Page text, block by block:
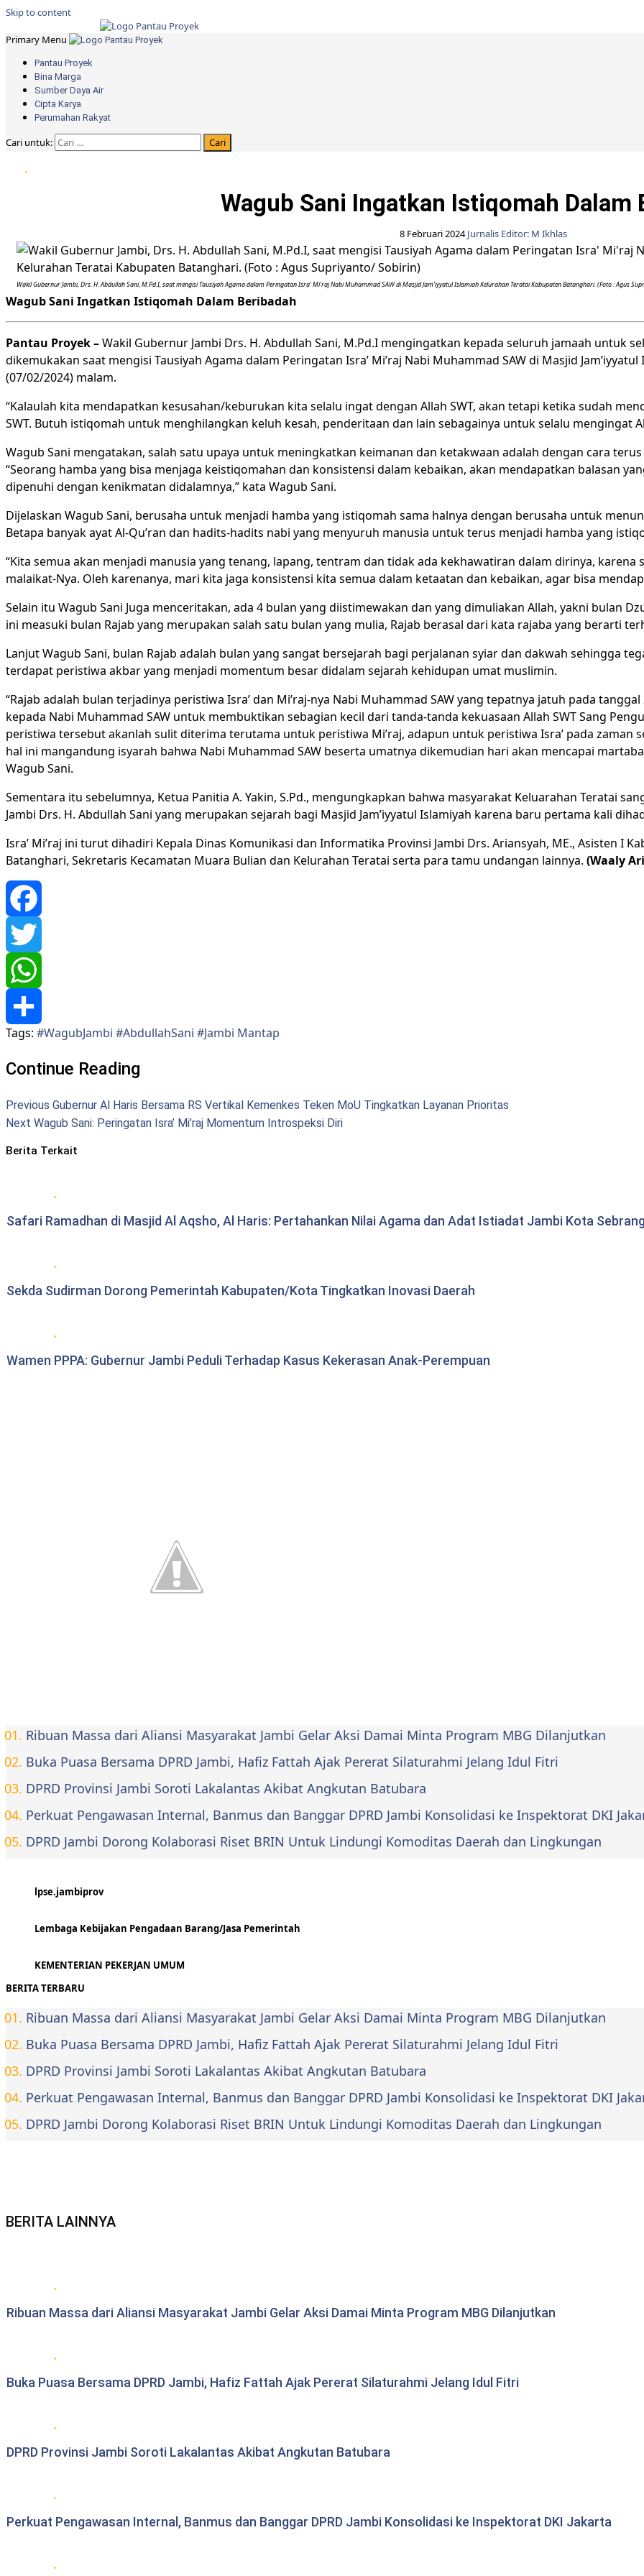
Skip to content
Primary Menu
Pantau Proyek
Bina Marga
Sumber Daya Air
Cipta Karya
Perumahan Rakyat
Cari untuk:
Wagub Sani Ingatkan Istiqomah Dalam
8 Februari 2024Jurnalis Editor: M Ikhlas
Wakil Gubernur Jambi, Drs. H. Abdullah Sani, M.Pd.I, saat mengisi Tausiyah Agama dalam Peringatan Isra' Mi'raj Nabi Muhammad SAW di Masjid Jam'iyyatul Islamiah Kelurahan Teratai Kabupaten Batanghari. (Foto : Agus
Wagub Sani Ingatkan Istiqomah Dalam Beribadah
Pantau Proyek –Wakil Gubernur Jambi Drs. H. Abdullah Sani, M.Pd.I mengingatkan kepada seluruh jamaah untuk
dikemukakan saat mengisi Tausiyah Agama dalam Peringatan Isra’ Mi’raj Nabi Muhammad SAW di Masjid
(07/02/2024) malam.
“Kalaulah kita mendapatkan kesusahan/keburukan kita selalu ingat dengan Allah SWT, akan tetapi ketika sudah
SWT. Butuh istiqomah untuk menghilangkan keluh kesah, penderitaan dan lain sebagainya untuk selalu mengingat
Wagub Sani mengatakan, salah satu upaya untuk meningkatkan keimanan dan ketakwaan adalah dengan cara
“Seorang hamba yang bisa menjaga keistiqomahan dan konsistensi dalam kebaikan, akan mendapatkan balasan
dipenuhi dengan kenikmatan didalamnya,” kata Wagub Sani.
Dijelaskan Wagub Sani, berusaha untuk menjadi hamba yang istiqomah sama halnya dengan berusaha untuk
Betapa banyak ayat Al-Qu’ran dan hadits-hadits nabi yang menyuruh manusia untuk terus menjadi hamba yang
“Kita semua akan menjadi manusia yang tenang, lapang, tentram dan tidak ada kekhawatiran dalam dirinya,
malaikat-Nya. Oleh karenanya, mari kita jaga konsistensi kita semua dalam ketaatan dan kebaikan, agar bisa
Selain itu Wagub Sani Juga menceritakan, ada 4 bulan yang diistimewakan dan yang dimuliakan Allah, yakni bulan
ini measuki bulan Rajab yang merupakan salah satu bulan yang mulia, Rajab berasal dari kata rajaba yang berarti
Lanjut Wagub Sani, bulan Rajab adalah bulan yang sangat bersejarah bagi perjalanan syiar dan dakwah sehingga
terdapat peristiwa akbar yang menjadi momentum besar didalam sejarah kehidupan umat muslimin.
“Rajab adalah bulan terjadinya peristiwa Isra’ dan Mi’raj-nya Nabi Muhammad SAW yang tepatnya jatuh pada
kepada Nabi Muhammad SAW untuk membuktikan sebagian kecil dari tanda-tanda kekuasaan Allah SWT Sang
peristiwa tersebut akanlah sulit diterima terutama untuk peristiwa Mi’raj, adapun untuk peristiwa Isra’ pada
hal ini mangandung isyarah bahwa Nabi Muhammad SAW beserta umatnya dikemudian hari akan mencapai
Wagub Sani.
Sementara itu sebelumnya, Ketua Panitia A. Yakin, S.Pd., mengungkapkan bahwa masyarakat Keluarahan Teratai
Jambi Drs. H. Abdullah Sani yang merupakan sejarah bagi Masjid Jam’iyyatul Islamiyah karena baru pertama kali
Isra’ Mi’raj ini turut dihadiri Kepala Dinas Komunikasi dan Informatika Provinsi Jambi Drs. Ariansyah, ME., Asisten I
Batanghari, Sekretaris Kecamatan Muara Bulian dan Kelurahan Teratai serta para tamu undangan lainnya. (Waaly
Facebook
Twitter
WhatsApp
Share
Tags: #WagubJambi #AbdullahSani #Jambi Mantap
Continue Reading
Previous Gubernur Al Haris Bersama RS Vertikal Kemenkes Teken MoU Tingkatkan Layanan Prioritas
Next Wagub Sani: Peringatan Isra’ Mi’raj Momentum Introspeksi Diri
Berita Terkait
Safari Ramadhan di Masjid Al Aqsho, Al Haris: Pertahankan Nilai Agama dan Adat Istiadat Jambi Kota
Sekda Sudirman Dorong Pemerintah Kabupaten/Kota Tingkatkan Inovasi Daerah
Wamen PPPA: Gubernur Jambi Peduli Terhadap Kasus Kekerasan Anak-Perempuan
Ribuan Massa dari Aliansi Masyarakat Jambi Gelar Aksi Damai Minta Program MBG Dilanjutkan
Buka Puasa Bersama DPRD Jambi, Hafiz Fattah Ajak Pererat Silaturahmi Jelang Idul Fitri
DPRD Provinsi Jambi Soroti Lakalantas Akibat Angkutan Batubara
Perkuat Pengawasan Internal, Banmus dan Banggar DPRD Jambi Konsolidasi ke Inspektorat DKI
DPRD Jambi Dorong Kolaborasi Riset BRIN Untuk Lindungi Komoditas Daerah dan Lingkungan
lpse.jambiprov
Lembaga Kebijakan Pengadaan Barang/Jasa Pemerintah
KEMENTERIAN PEKERJAN UMUM
BERITA TERBARU
Ribuan Massa dari Aliansi Masyarakat Jambi Gelar Aksi Damai Minta Program MBG Dilanjutkan
Buka Puasa Bersama DPRD Jambi, Hafiz Fattah Ajak Pererat Silaturahmi Jelang Idul Fitri
DPRD Provinsi Jambi Soroti Lakalantas Akibat Angkutan Batubara
Perkuat Pengawasan Internal, Banmus dan Banggar DPRD Jambi Konsolidasi ke Inspektorat DKI
DPRD Jambi Dorong Kolaborasi Riset BRIN Untuk Lindungi Komoditas Daerah dan Lingkungan
BERITA LAINNYA
Ribuan Massa dari Aliansi Masyarakat Jambi Gelar Aksi Damai Minta Program MBG Dilanjutkan
Buka Puasa Bersama DPRD Jambi, Hafiz Fattah Ajak Pererat Silaturahmi Jelang Idul Fitri
DPRD Provinsi Jambi Soroti Lakalantas Akibat Angkutan Batubara
Perkuat Pengawasan Internal, Banmus dan Banggar DPRD Jambi Konsolidasi ke Inspektorat DKI Jakarta